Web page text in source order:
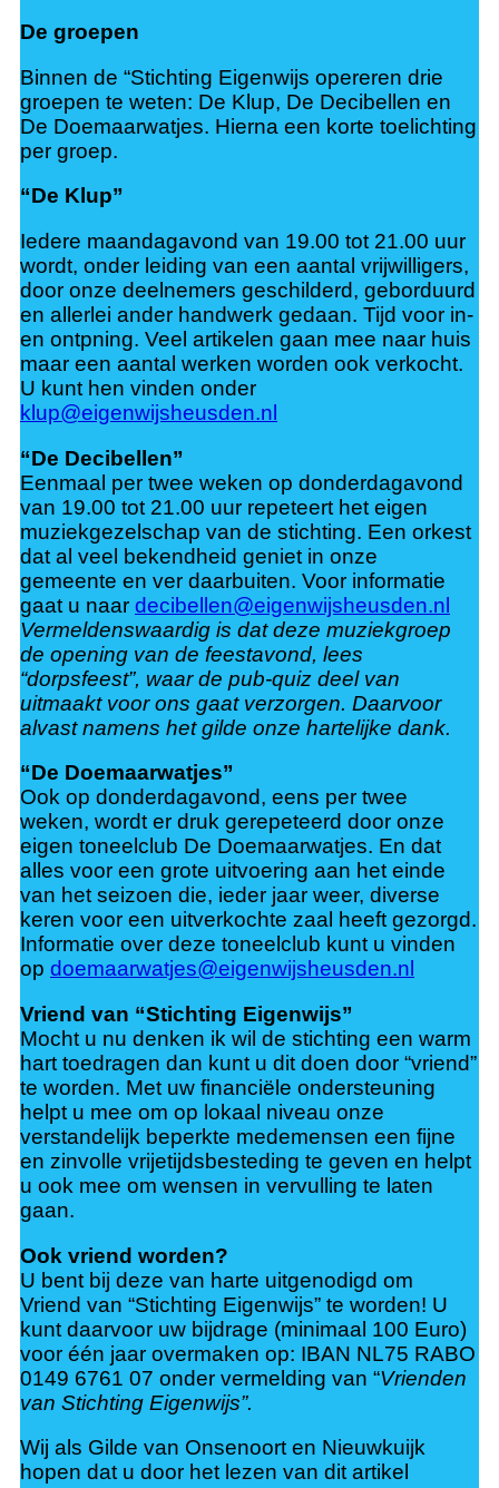
De groepen
Binnen de “Stichting Eigenwijs opereren drie
groepen te weten: De Klup, De Decibellen en
De Doemaarwatjes. Hierna een korte toelichting
per groep.
“De Klup”
Iedere maandagavond van 19.00 tot 21.00 uur
wordt, onder leiding van een aantal vrijwilligers,
door onze deelnemers geschilderd, geborduurd
en allerlei ander handwerk gedaan. Tijd voor in-
en ontpning. Veel artikelen gaan mee naar huis
maar een aantal werken worden ook verkocht.
U kunt hen vinden onder
klup@eigenwijsheusden.nl
“De Decibellen”
Eenmaal per twee weken op donderdagavond
van 19.00 tot 21.00 uur repeteert het eigen
muziekgezelschap van de stichting. Een orkest
dat al veel bekendheid geniet in onze
gemeente en ver daarbuiten. Voor informatie
gaat u naar decibellen@eigenwijsheusden.nl
Vermeldenswaardig is dat deze muziekgroep
de opening van de feestavond, lees
“dorpsfeest”, waar de pub-quiz deel van
uitmaakt voor ons gaat verzorgen. Daarvoor
alvast namens het gilde onze hartelijke dank.
“De Doemaarwatjes”
Ook op donderdagavond, eens per twee
weken, wordt er druk gerepeteerd door onze
eigen toneelclub De Doemaarwatjes. En dat
alles voor een grote uitvoering aan het einde
van het seizoen die, ieder jaar weer, diverse
keren voor een uitverkochte zaal heeft gezorgd.
Informatie over deze toneelclub kunt u vinden
op doemaarwatjes@eigenwijsheusden.nl
Vriend van “Stichting Eigenwijs”
Mocht u nu denken ik wil de stichting een warm
hart toedragen dan kunt u dit doen door “vriend”
te worden. Met uw financiële ondersteuning
helpt u mee om op lokaal niveau onze
verstandelijk beperkte medemensen een fijne
en zinvolle vrijetijdsbesteding te geven en helpt
u ook mee om wensen in vervulling te laten
gaan.
Ook vriend worden?
U bent bij deze van harte uitgenodigd om
Vriend van “Stichting Eigenwijs” te worden! U
kunt daarvoor uw bijdrage (minimaal 100 Euro)
voor één jaar overmaken op: IBAN NL75 RABO
0149 6761 07 onder vermelding van “Vrienden
van Stichting Eigenwijs”.
Wij als Gilde van Onsenoort en Nieuwkuijk
hopen dat u door het lezen van dit artikel